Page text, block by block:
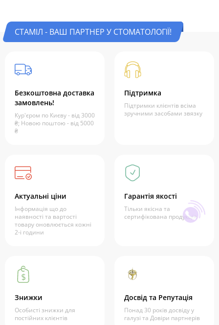
СТАМІЛ - ВАШ ПАРТНЕР У СТОМАТОЛОГІЇ!
Безкоштовна доставка
замовлень!
Кур'єром по Києву - від 3000
₴; Новою поштою - від 5000
₴
Підтримка
Підтримки клієнтів всіма
зручними засобами звязку
Актуальні ціни
Інформація що до
наявності та вартості
товару оновлюється кожні
2-і години
Гарантія якості
Тільки якісна та
сертифікована продукція
Знижки
Особисті знижки для
постійних клієнтів
Досвід та Репутація
Понад 30 років досвіду у
галузі та Довіри партнерів